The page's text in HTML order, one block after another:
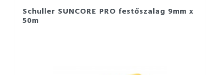
Schuller SUNCORE PRO festőszalag 9mm x
50m